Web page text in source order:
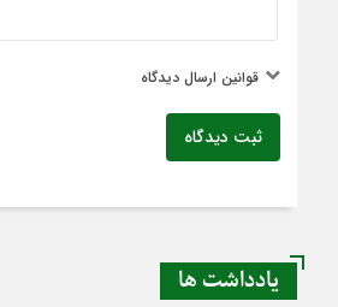
قوانین ارسال دیدگاه
ثبت دیدگاه
یادداشت ها